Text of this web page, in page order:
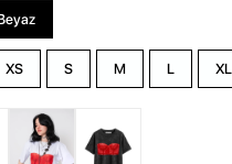
XS S M L XL